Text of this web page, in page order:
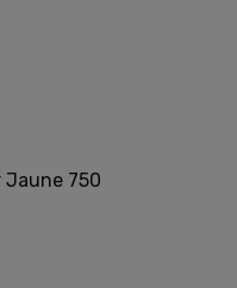
Jaune 750